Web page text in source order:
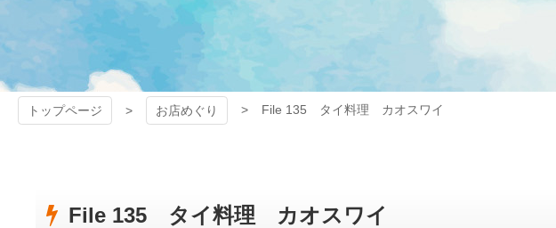
トップページ お店めぐり File 135 タイ料理 カオスワイ
File 135 タイ料理 カオスワイ